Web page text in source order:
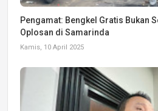
Pengamat: Bengkel Gratis Bukan
Oplosan di Samarinda
Kamis, 10 April 2025